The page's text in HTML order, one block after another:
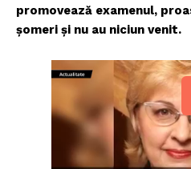
promovează examenul,
șomeri și nu au niciun venit.